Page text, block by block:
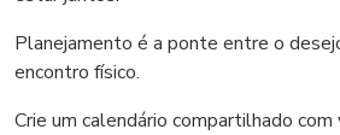
Planejamento é a ponte entre o
encontro físico.
Crie um calendário compartilhado